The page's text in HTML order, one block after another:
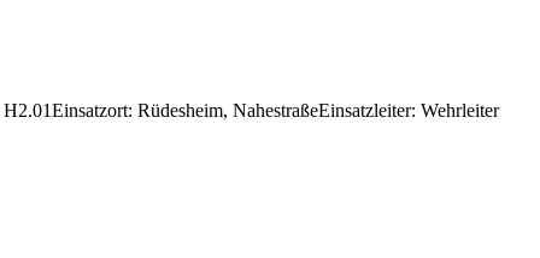
Rüdesheim, NahestraßeEinsatzleiter: Wehrleiter